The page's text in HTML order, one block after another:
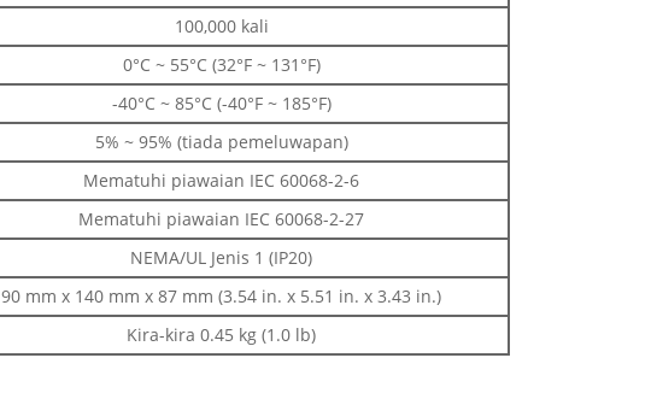
100,000 kali
0°C ~ 55°C (32°F ~ 131°F)
-40°C ~ 85°C (-40°F ~ 185°F)
5% ~ 95% (tiada pemeluwapan)
Mematuhi piawaian IEC 60068-2-6
Mematuhi piawaian IEC 60068-2-27
NEMA/UL Jenis 1 (IP20)
90 mm x 140 mm x 87 mm (3.54 in. x 5.51 in. x 3.43 in.)
Kira-kira 0.45 kg (1.0 lb)